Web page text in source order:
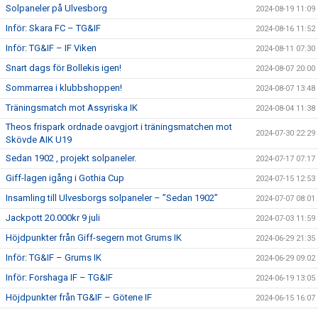
Solpaneler på Ulvesborg 2024-08-19 11:09
Inför: Skara FC – TG&IF 2024-08-16 11:52
Inför: TG&IF – IF Viken 2024-08-11 07:30
Snart dags för Bollekis igen! 2024-08-07 20:00
Sommarrea i klubbshoppen! 2024-08-07 13:48
Träningsmatch mot Assyriska IK 2024-08-04 11:38
Theos frispark ordnade oavgjort i träningsmatchen mot
Skövde AIK U19
2024-07-30 22:29
Sedan 1902 , projekt solpaneler. 2024-07-17 07:17
Giff-lagen igång i Gothia Cup 2024-07-15 12:53
Insamling till Ulvesborgs solpaneler – ”Sedan 1902” 2024-07-07 08:01
Jackpott 20.000kr 9 juli 2024-07-03 11:59
Höjdpunkter från Giff-segern mot Grums IK 2024-06-29 21:35
Inför: TG&IF – Grums IK 2024-06-29 09:02
Inför: Forshaga IF – TG&IF 2024-06-19 13:05
Höjdpunkter från TG&IF – Götene IF 2024-06-15 16:07